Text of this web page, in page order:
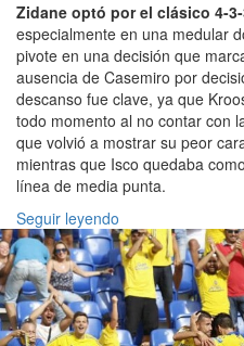
Zidane optó por el clásico 4-
especialmente en una medular
pivote en una decisión que
ausencia de Casemiro por
descanso fue clave, ya que
todo momento al no contar con
que volvió a mostrar su peor
mientras que Isco quedaba
línea de media punta.
Seguir leyendo